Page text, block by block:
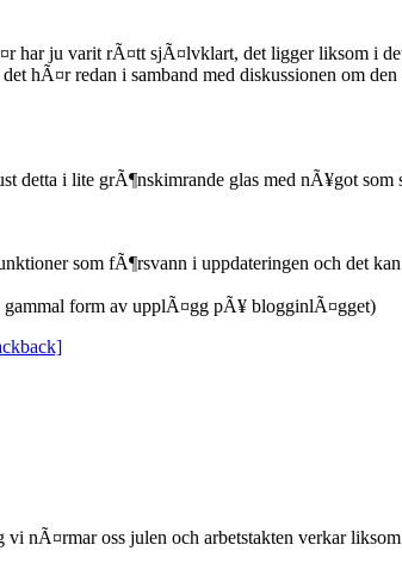
ju varit rÃ¤tt sjÃ¤lvklart, det ligger liksom i
hÃ¤r redan i samband med diskussionen om
i lite grÃ¶nskimrande glas med nÃ¥got som
som fÃ¶rsvann i uppdateringen och det
gammal form av upplÃ¤gg pÃ¥ blogginlÃ¤gget)
oss julen och arbetstakten verkar